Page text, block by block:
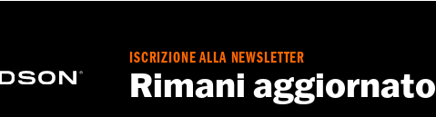
ISCRIZIONE ALLA NEWSLETTER
Rimani aggiornato